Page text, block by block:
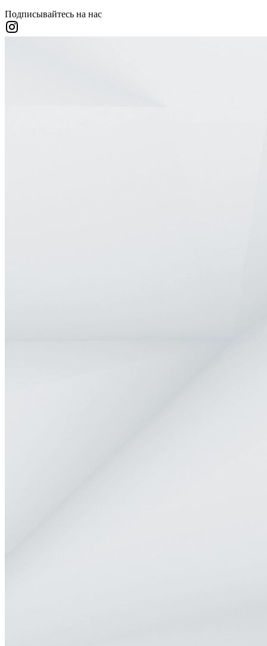
Подписывайтесь на нас